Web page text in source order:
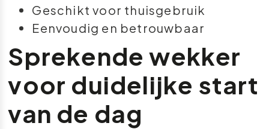
Geschikt voor thuisgebruik
Eenvoudig en betrouwbaar
Sprekende wekker
voor duidelijke start
van de dag